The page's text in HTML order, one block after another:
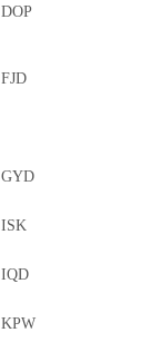
DOP
FJD
GYD
ISK
IQD
KPW